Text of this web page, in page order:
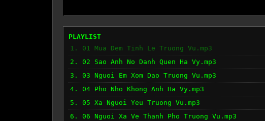
PLAYLIST
1. 01 Mua Dem Tinh Le Truong Vu.mp3
2. 02 Sao Anh No Danh Quen Ha Vy.mp3
3. 03 Nguoi Em Xom Dao Truong Vu.mp3
4. 04 Pho Nho Khong Anh Ha Vy.mp3
5. 05 Xa Nguoi Yeu Truong Vu.mp3
6. 06 Nguoi Xa Ve Thanh Pho Truong Vu.mp3